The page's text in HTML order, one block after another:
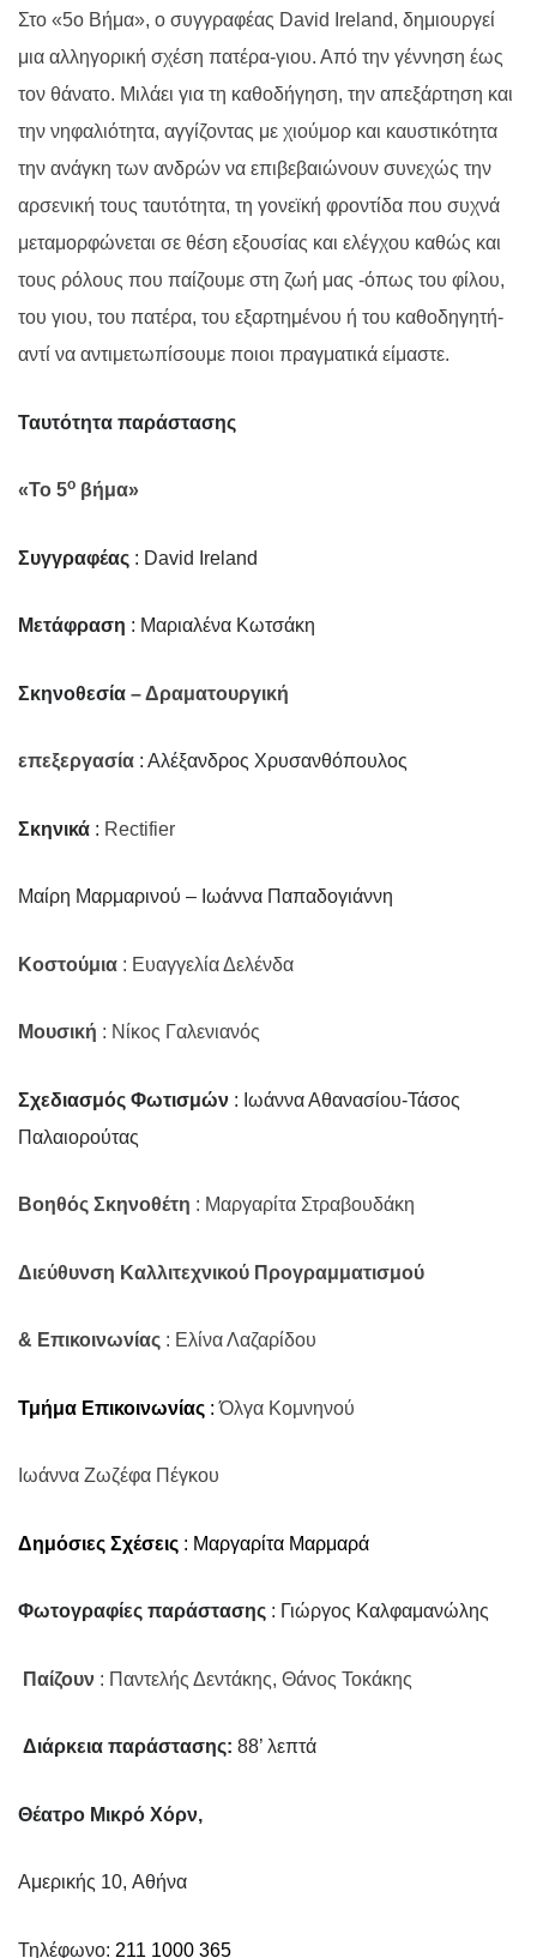
Στο «5ο Βήμα», ο συγγραφέας David Ireland, δημιουργεί
μια αλληγορική σχέση πατέρα-γιου. Από την γέννηση έως
τον θάνατο. Μιλάει για τη καθοδήγηση, την απεξάρτηση και
την νηφαλιότητα, αγγίζοντας με χιούμορ και καυστικότητα
την ανάγκη των ανδρών να επιβεβαιώνουν συνεχώς την
αρσενική τους ταυτότητα, τη γονεϊκή φροντίδα που συχνά
μεταμορφώνεται σε θέση εξουσίας και ελέγχου καθώς και
τους ρόλους που παίζουμε στη ζωή μας -όπως του φίλου,
του γιου, του πατέρα, του εξαρτημένου ή του καθοδηγητή-
αντί να αντιμετωπίσουμε ποιοι πραγματικά είμαστε.
Ταυτότητα παράστασης
«Το 5ο βήμα»
Συγγραφέας : David Ireland
Μετάφραση : Μαριαλένα Κωτσάκη
Σκηνοθεσία – Δραματουργική
επεξεργασία : Αλέξανδρος Χρυσανθόπουλος
Σκηνικά : Rectifier
Μαίρη Μαρμαρινού – Ιωάννα Παπαδογιάννη
Κοστούμια : Ευαγγελία Δελένδα
Μουσική : Νίκος Γαλενιανός
Σχεδιασμός Φωτισμών : Ιωάννα Αθανασίου-Τάσος
Παλαιορούτας
Βοηθός Σκηνοθέτη : Μαργαρίτα Στραβουδάκη
Διεύθυνση Καλλιτεχνικού Προγραμματισμού
& Επικοινωνίας : Ελίνα Λαζαρίδου
Τμήμα Επικοινωνίας : Όλγα Κομνηνού
Ιωάννα Ζωζέφα Πέγκου
Δημόσιες Σχέσεις : Μαργαρίτα Μαρμαρά
Φωτογραφίες παράστασης : Γιώργος Καλφαμανώλης
Παίζουν : Παντελής Δεντάκης, Θάνος Τοκάκης
Διάρκεια παράστασης: 88’ λεπτά
Θέατρο Μικρό Χόρν,
Αμερικής 10, Aθήνα
Τηλέφωνο: 211 1000 365